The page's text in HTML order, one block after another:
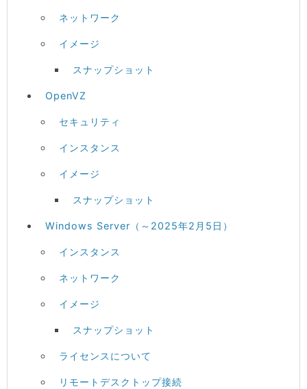
ネットワーク
イメージ
スナップショット
OpenVZ
セキュリティ
インスタンス
イメージ
スナップショット
Windows Server（～2025年2月5日）
インスタンス
ネットワーク
イメージ
スナップショット
ライセンスについて
リモートデスクトップ接続